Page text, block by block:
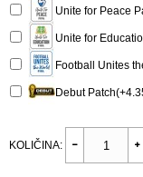
Unite for Peace
Unite for
Football Unites
Debut
KOLIČINA: